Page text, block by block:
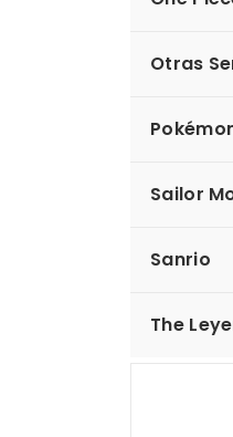
Otras
Sailor
Sanrio
The
Taza